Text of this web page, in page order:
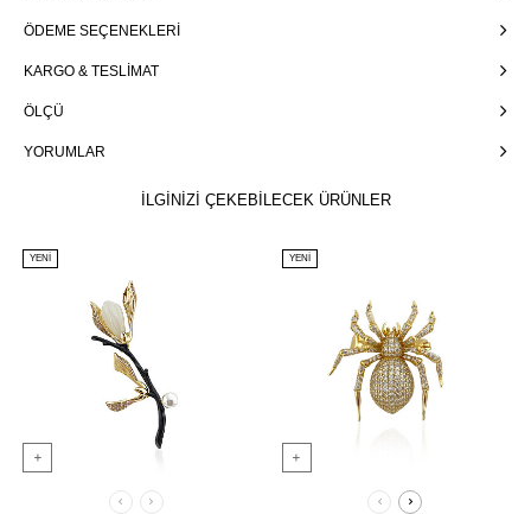
ÖDEME SEÇENEKLERI
KARGO & TESLIMAT
ÖLÇÜ
YORUMLAR
İLGİNİZİ ÇEKEBİLECEK ÜRÜNLER
YENI YENI